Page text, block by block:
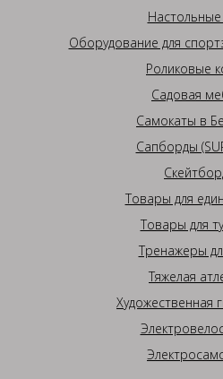
Оборудование для
Роликовые
Садовая
Самокаты в
Сапборды
Товары для
Товары для
Тренажеры
Тяжелая
Художественная